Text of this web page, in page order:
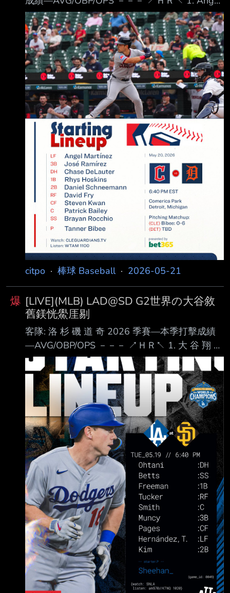
Martinez (S) LF .265 / .309 / .806 ９ＨＲ 2. Jose
Ramirez (S) 3B .236 / .367 / .790 ８ＨＲ 3.
Chase DeLauter (L) DH .268 / .354 / .824 ７Ｈ
Ｒ 4. Rhys Hoskins (R) 1B .188 / .353 / .729 ４
ＨＲ 5. Daniel Sch
citpo · 棒球 Baseball· 2026-05-21
爆 [LIVE](MLB) LAD@SD G2世界の大谷敘
舊鎂恍鱟厓剔
客隊: 洛 杉 磯 道 奇 2026 季賽—本季打擊成績
—AVG/OBP/OPS －－－ ↗ＨＲ↖ 1. 大 谷 翔 平
(L) DH .265 / .392 / .850 ７ＨＲ 2. Mookie
Betts (R) SS .185 / .254 / .680 ４ＨＲ 3.
Freddie Freeman (L) 1B .254 / .338 / .737 ４Ｈ
Ｒ 4. Kyle Tucker (L) RF .254 / .354 /
.756 ４ＨＲ 5. Will Smith (R) C .2